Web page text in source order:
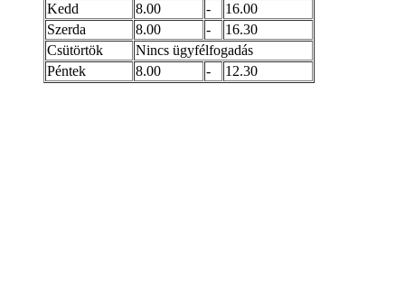
Kedd
8.00 -
16.00
Szerda
8.00 -
16.30
Csütörtök
Nincs ügyfélfogadás
Péntek
8.00 - 12.30